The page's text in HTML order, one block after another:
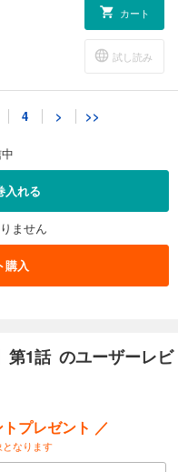
カート
試し読み
ミ】第11話
】第12話
ミ】第13話
4 > >>
入れる
ません
購入
第1話 のユーザーレビ
プレゼント ／
なります